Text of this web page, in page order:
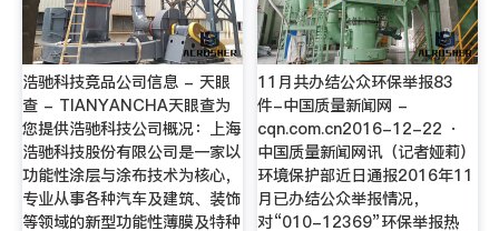
浩驰科技竞品公司信息 - 天眼
查 - TIANYANCHA天眼查为
您提供浩驰科技公司概况：上海
浩驰科技股份有限公司是一家以
功能性涂层与涂布技术为核心，
专业从事各种汽车及建筑、装饰
等领域的新型功能性薄膜及特种
11月共办结公众环保举报83
件-中国质量新闻网 -
cqn.com.cn2016-12-22 ·
中国质量新闻网讯（记者娅莉）
环境保护部近日通报2016年11
月已办结公众举报情况，
对“010-12369”环保举报热